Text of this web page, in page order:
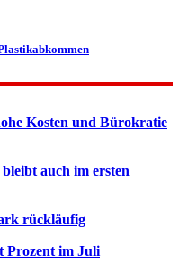
Kosten und Bürokratie
auch im ersten
rückläufig
Prozent im Juli